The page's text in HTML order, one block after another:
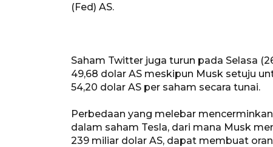
(Fed) AS.
Saham Twitter juga turun pada Selasa
49,68 dolar AS meskipun Musk setuju
54,20 dolar AS per saham secara tunai.
Perbedaan yang melebar
dalam saham Tesla, dari mana Musk
239 miliar dolar AS, dapat membuat